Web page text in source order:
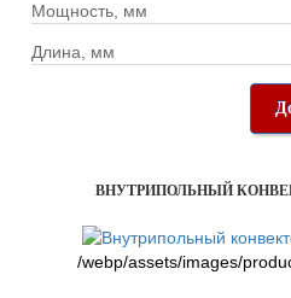
Мощность, мм
Длина, мм
ВНУТРИПОЛЬНЫЙ
/webp/assets/images/